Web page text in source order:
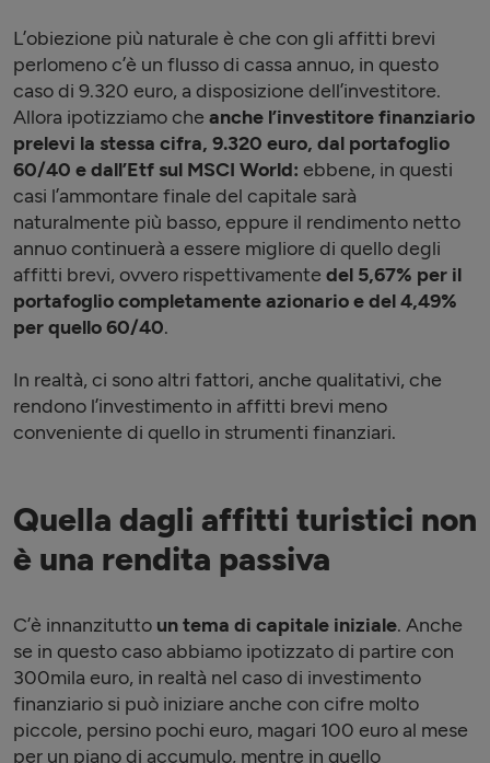
L’obiezione più naturale è che con gli affitti brevi
perlomeno c’è un flusso di cassa annuo, in questo
caso di 9.320 euro, a disposizione dell’investitore.
Allora ipotizziamo che anche l’investitore finanziario
prelevi la stessa cifra, 9.320 euro, dal portafoglio
60/40 e dall’Etf sul MSCI World: ebbene, in questi
casi l’ammontare finale del capitale sarà
naturalmente più basso, eppure il rendimento netto
annuo continuerà a essere migliore di quello degli
affitti brevi, ovvero rispettivamente del 5,67% per il
portafoglio completamente azionario e del 4,49%
per quello 60/40.
In realtà, ci sono altri fattori, anche qualitativi, che
rendono l’investimento in affitti brevi meno
conveniente di quello in strumenti finanziari.
Quella dagli affitti turistici non
è una rendita passiva
C’è innanzitutto un tema di capitale iniziale. Anche
se in questo caso abbiamo ipotizzato di partire con
300mila euro, in realtà nel caso di investimento
finanziario si può iniziare anche con cifre molto
piccole, persino pochi euro, magari 100 euro al mese
per un piano di accumulo, mentre in quello